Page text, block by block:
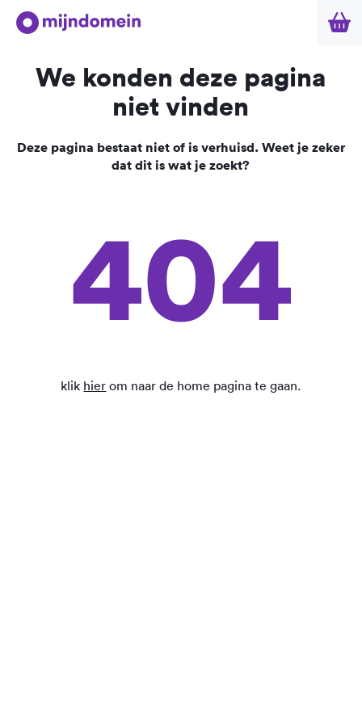
We konden deze pagina
niet vinden
Deze pagina bestaat niet of is verhuisd. Weet je zeker
dat dit is wat je zoekt?
404
klik hier om naar de home pagina te gaan.